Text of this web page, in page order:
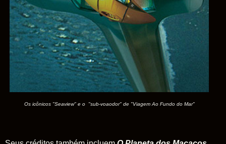
Os icônicos "Seaview" e o "sub-voaodor" de "Viagem Ao Fundo do Mar"